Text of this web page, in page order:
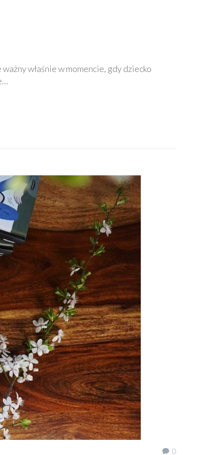
właśnie w momencie, gdy dziecko
0